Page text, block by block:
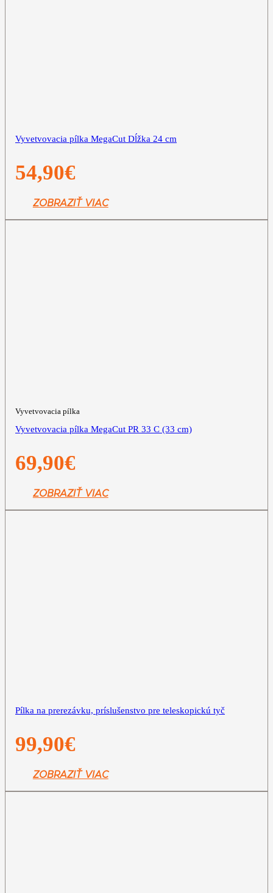
Vyvetvovacia pílka MegaCut Dĺžka 24 cm
54,90€
ZOBRAZIŤ VIAC
Vyvetvovacia pílka
Vyvetvovacia pílka MegaCut PR 33 C (33 cm)
69,90€
ZOBRAZIŤ VIAC
Pílka na prerezávku, príslušenstvo pre teleskopickú tyč
99,90€
ZOBRAZIŤ VIAC